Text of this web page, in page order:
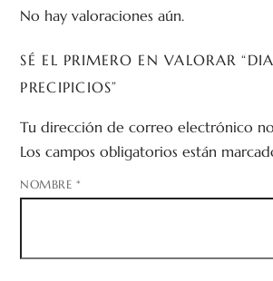
No hay valoraciones aún.
SÉ EL PRIMERO EN VALORAR
PRECIPICIOS”
Tu dirección de correo electrónico
Los campos obligatorios están
NOMBRE *